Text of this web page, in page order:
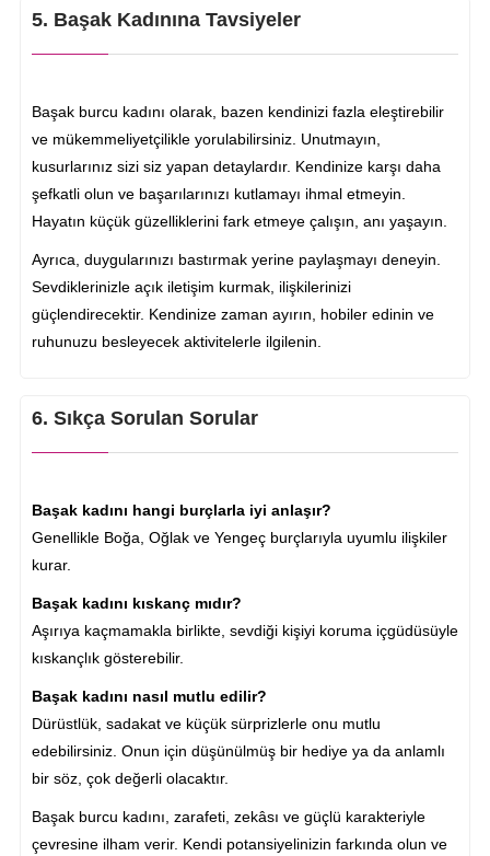
5. Başak Kadınına Tavsiyeler
Başak burcu kadını olarak, bazen kendinizi fazla eleştirebilir
ve mükemmeliyetçilikle yorulabilirsiniz. Unutmayın,
kusurlarınız sizi siz yapan detaylardır. Kendinize karşı daha
şefkatli olun ve başarılarınızı kutlamayı ihmal etmeyin.
Hayatın küçük güzelliklerini fark etmeye çalışın, anı yaşayın.
Ayrıca, duygularınızı bastırmak yerine paylaşmayı deneyin.
Sevdiklerinizle açık iletişim kurmak, ilişkilerinizi
güçlendirecektir. Kendinize zaman ayırın, hobiler edinin ve
ruhunuzu besleyecek aktivitelerle ilgilenin.
6. Sıkça Sorulan Sorular
Başak kadını hangi burçlarla iyi anlaşır?
Genellikle Boğa, Oğlak ve Yengeç burçlarıyla uyumlu ilişkiler
kurar.
Başak kadını kıskanç mıdır?
Aşırıya kaçmamakla birlikte, sevdiği kişiyi koruma içgüdüsüyle
kıskançlık gösterebilir.
Başak kadını nasıl mutlu edilir?
Dürüstlük, sadakat ve küçük sürprizlerle onu mutlu
edebilirsiniz. Onun için düşünülmüş bir hediye ya da anlamlı
bir söz, çok değerli olacaktır.
Başak burcu kadını, zarafeti, zekâsı ve güçlü karakteriyle
çevresine ilham verir. Kendi potansiyelinizin farkında olun ve